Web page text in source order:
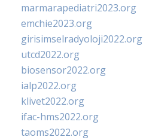
marmarapediatri2023.org
emchie2023.org
girisimselradyoloji2022.org
utcd2022.org
biosensor2022.org
ialp2022.org
klivet2022.org
ifac-hms2022.org
taoms2022.org